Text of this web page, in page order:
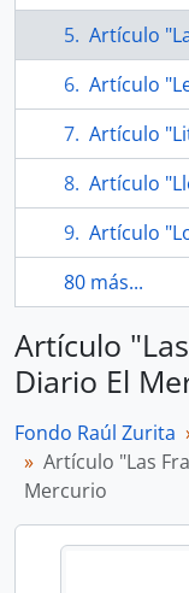
Artículo "Las
Artículo "Leer a
Artículo
Artículo "Llega al
Artículo "Los
80 más...
Artículo
Diario El
Fondo Raúl Zurita
Artículo "Las
Mercurio